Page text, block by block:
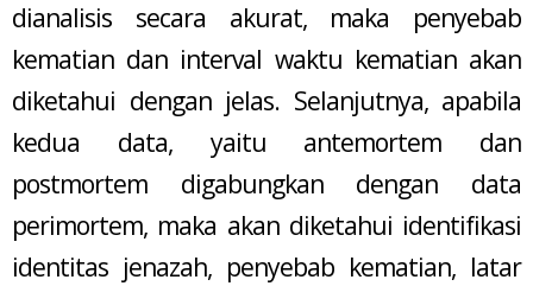
dianalisis secara akurat, maka penyebab
kematian dan interval waktu kematian akan
diketahui dengan jelas. Selanjutnya, apabila
kedua data, yaitu antemortem dan
postmortem digabungkan dengan data
perimortem, maka akan diketahui identifikasi
identitas jenazah, penyebab kematian, latar